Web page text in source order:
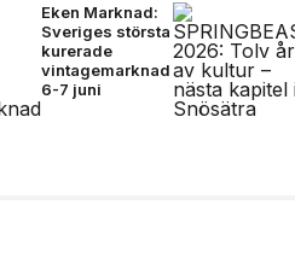
Eken Marknad:
Sveriges största
kurerade
vintagemarknad
6-7 juni